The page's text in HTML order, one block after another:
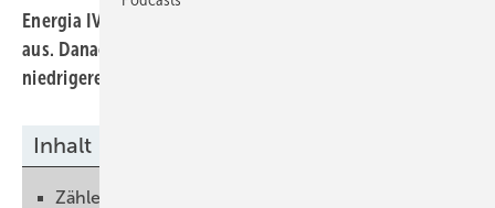
Energia IV gilt jetzt noch 45 Tage und läuft am 26. August
aus. Danach treten die neuen Regelungen mit
niedrigeren Einspeisetarifen in Kraft.
Inhalt
Zähler rattert schneller als gedacht